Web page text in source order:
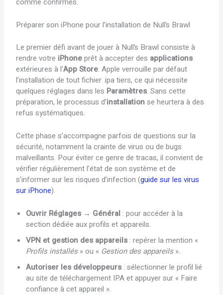
Préparer son iPhone pour l’installation de Null’s Brawl
Le premier défi avant de jouer à Null’s Brawl consiste à
rendre votre iPhoneprêt à accepter des applications
extérieures à l’App Store. Apple verrouille par défaut
l’installation de tout fichier .ipa tiers, ce qui nécessite
quelques réglages dans les Paramètres. Sans cette
préparation, le processus d’installationse heurtera à des
refus systématiques.
Cette phase s’accompagne parfois de questions sur la
sécurité, notamment la crainte de virus ou de bugs
malveillants. Pour éviter ce genre de tracas, il convient de
vérifier régulièrement l’état de son système et de
s’informer sur les risques d’infection (guide sur les virus
sur iPhone).
Ouvrir Réglages → Général : pour accéder à la
section dédiée aux profils et appareils.
VPN et gestion des appareils : repérer la mention «
Profils installés» ou « Gestion des appareils».
Autoriser les développeurs : sélectionner le profil lié
au site de téléchargement IPA et appuyer sur « Faire
confiance à cet appareil ».